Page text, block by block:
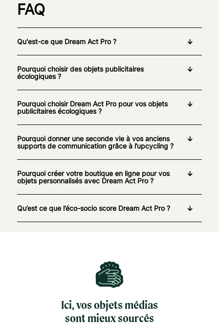
FAQ
Qu'est-ce que Dream Act Pro ?
Pourquoi choisir des objets publicitaires
écologiques ?
Pourquoi choisir Dream Act Pro pour vos objets
publicitaires écologiques ?
Pourquoi donner une seconde vie à vos anciens
supports de communication grâce à l’upcycling ?
Pourquoi créer votre boutique en ligne pour vos
objets personnalisés avec Dream Act Pro ?
Qu’est ce que l’éco-socio score Dream Act Pro ?
Ici, vos objets médias
sont mieux sourcés